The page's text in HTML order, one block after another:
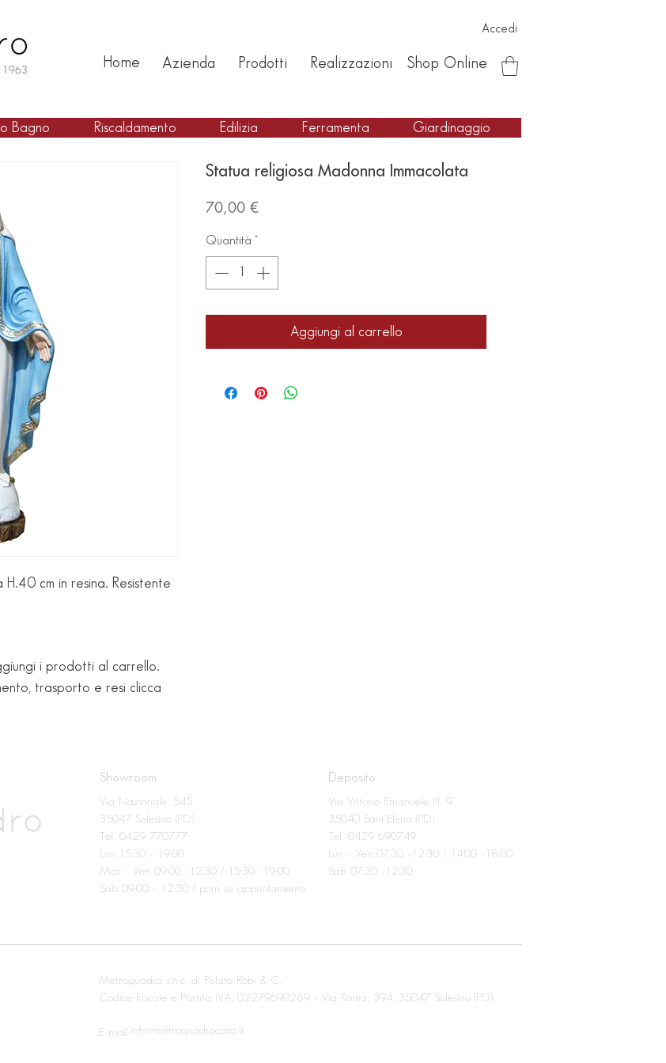
Accedi
Home Azienda Prodotti Realizzazioni Shop Online
Bagno Riscaldamento Edilizia Ferramenta Giardinaggio
cm in resina. Resistente
Statua religiosa Madonna Immacolata
70,00 €Prezzo
Quantità *
Aggiungi al carrello
i prodotti al carrello.
trasporto e resi clicca
Showroom
Via Nazionale, 545
35047 Solesino (PD)
Tel. 0429 770777
Lun 15:30 - 19:00
Mar - Ven 09:00 -12:30 / 15:30 -19:00
Sab 09:00 - 12:30 / pom su appuntamento
Deposito
Via Vittorio Emanuele III, 9
35040 Sant'Elena (PD)
Tel. 0429 690749
Lun - Ven 07:30 -12:30 / 14:00 -18:00
Sab 07:30 -12:30
Metroquadro s.n.c. di Polato Robi & C.
Codice Fiscale e Partita IVA: 02279690289 - Via Roma, 394, 35047 Solesino (PD)
E-mail:info@metroquadrocasa.it